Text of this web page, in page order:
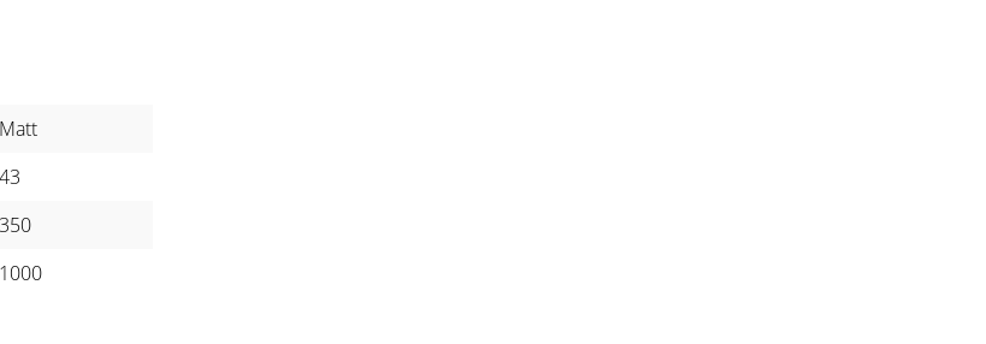
Matt
43
350
1000